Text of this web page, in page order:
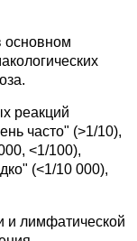
основном
реакций
часто" (>1/10),
<1/100),
(<1/10 000),
и лимфатической